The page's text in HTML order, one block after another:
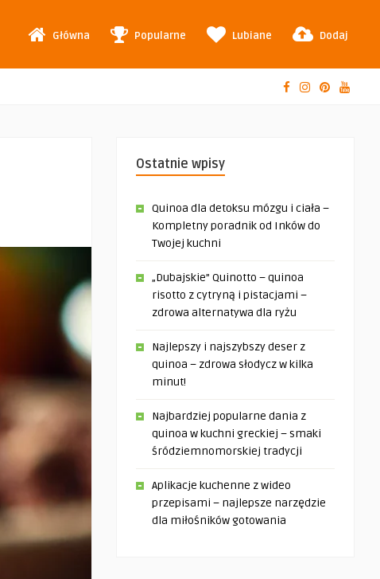
Główna Popularne Lubiane Dodaj
Ostatnie wpisy
Quinoa dla detoksu mózgu i ciała –
Kompletny poradnik od Inków do
Twojej kuchni
„Dubajskie” Quinotto – quinoa
risotto z cytryną i pistacjami –
zdrowa alternatywa dla ryżu
Najlepszy i najszybszy deser z
quinoa – zdrowa słodycz w kilka
minut!
Najbardziej popularne dania z
quinoa w kuchni greckiej – smaki
śródziemnomorskiej tradycji
Aplikacje kuchenne z wideo
przepisami – najlepsze narzędzie
dla miłośników gotowania